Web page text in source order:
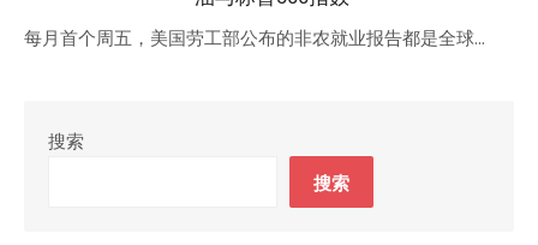
每月首个周五，美国劳工部公布的非农就业报告都是全球...
搜索
搜索